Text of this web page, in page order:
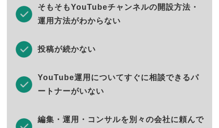
そもそもYouTubeチャンネルの開設方法・
運用方法がわからない
投稿が続かない
YouTube運用についてすぐに相談できるパ
ートナーがいない
編集・運用・コンサルを別々の会社に頼んで